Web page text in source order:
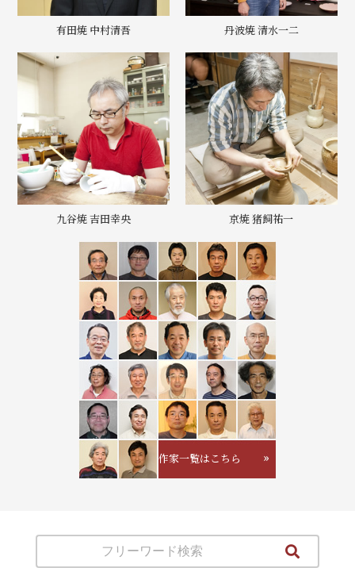
有田焼 中村清吾 丹波焼 清水一二
九谷焼 吉田幸央 京焼 猪飼祐一
作家一覧はこちら